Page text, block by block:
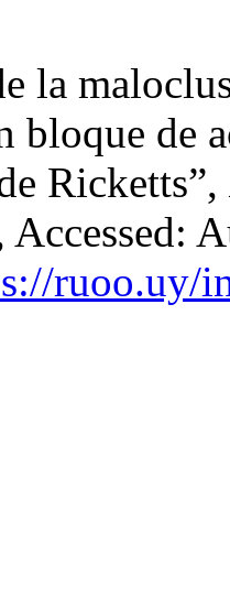
la
bloque de
Ricketts”,
Accessed:
ruoo.uy/